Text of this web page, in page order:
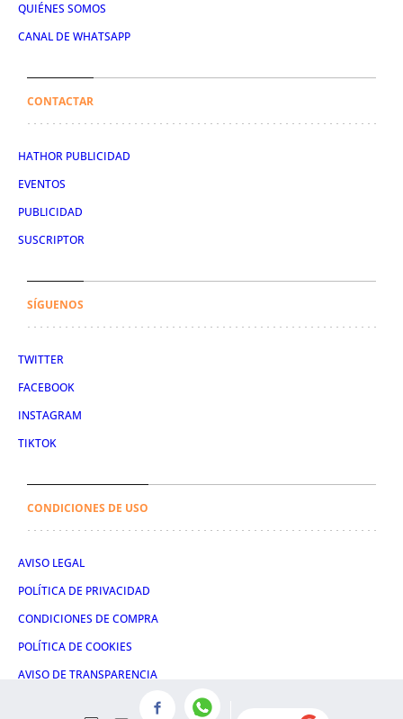
QUIÉNES SOMOS
CANAL DE WHATSAPP
CONTACTAR
HATHOR PUBLICIDAD
EVENTOS
PUBLICIDAD
SUSCRIPTOR
SÍGUENOS
TWITTER
FACEBOOK
INSTAGRAM
TIKTOK
CONDICIONES DE USO
AVISO LEGAL
POLÍTICA DE PRIVACIDAD
CONDICIONES DE COMPRA
POLÍTICA DE COOKIES
AVISO DE TRANSPARENCIA